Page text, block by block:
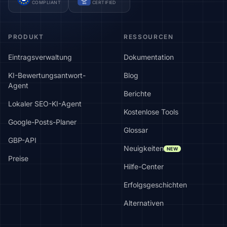
COMPLIANT ISO CERTIFIED
PRODUKT
Eintragsverwaltung
KI-Bewertungsantwort-
Agent
Lokaler SEO-KI-Agent
Google-Posts-Planer
GBP-API
Preise
RESSOURCEN
Dokumentation
Blog
Berichte
Kostenlose Tools
Glossar
Neuigkeiten NEW
Hilfe-Center
Erfolgsgeschichten
Alternativen